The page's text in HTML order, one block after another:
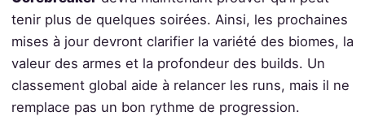
tenir plus de quelques soirées. Ainsi, les prochaines
mises à jour devront clarifier la variété des biomes, la
valeur des armes et la profondeur des builds. Un
classement global aide à relancer les runs, mais il ne
remplace pas un bon rythme de progression.